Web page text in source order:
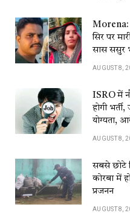
Morena:
सिर पर
सास ससुर
AUGUST 8,
ISRO में
होगी
योग्यता,
AUGUST 8,
सबसे छोटे
कोरबा में
प्रजनन
AUGUST 8,